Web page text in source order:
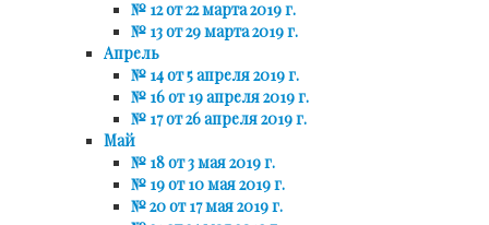
№ 12 от 22 марта 2019 г.
№ 13 от 29 марта 2019 г.
Апрель
№ 14 от 5 апреля 2019 г.
№ 16 от 19 апреля 2019 г.
№ 17 от 26 апреля 2019 г.
Май
№ 18 от 3 мая 2019 г.
№ 19 от 10 мая 2019 г.
№ 20 от 17 мая 2019 г.